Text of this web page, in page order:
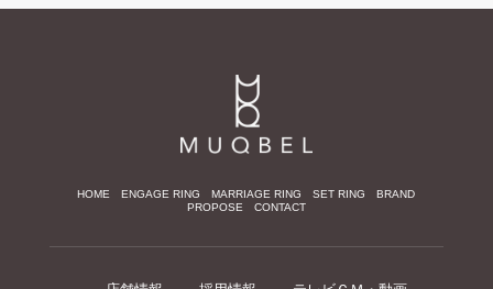
HOME ENGAGE RING MARRIAGE RING SET RING
BRAND
PROPOSE
CONTACT